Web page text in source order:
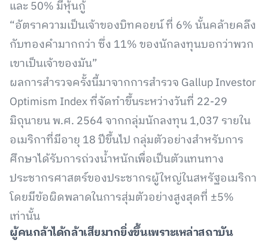
และ 50% มีหุ้นกู้
“อัตราความเป็นเจ้าของบิทคอยน์ ที่ 6% นั้นคล้ายคลึง
กับทองคำมากกว่า ซึ่ง 11% ของนักลงทุนบอกว่าพวก
เขาเป็นเจ้าของมัน”
ผลการสำรวจครั้งนี้มาจากการสำรวจ Gallup Investor
Optimism Index ที่จัดทำขึ้นระหว่างวันที่ 22-29
มิถุนายน พ.ศ. 2564 จากกลุ่มนักลงทุน 1,037 รายใน
อเมริกาที่มีอายุ 18 ปีขึ้นไป กลุ่มตัวอย่างสำหรับการ
ศึกษาได้รับการถ่วงน้ำหนักเพื่อเป็นตัวแทนทาง
ประชากรศาสตร์ของประชากรผู้ใหญ่ในสหรัฐอเมริกา
โดยมีข้อผิดพลาดในการสุ่มตัวอย่างสูงสุดที่ ±5%
เท่านั้น
ผู้คนกล้าได้กล้าเสียมากยิ่งขึ้นเพราะเหล่าสถาบัน